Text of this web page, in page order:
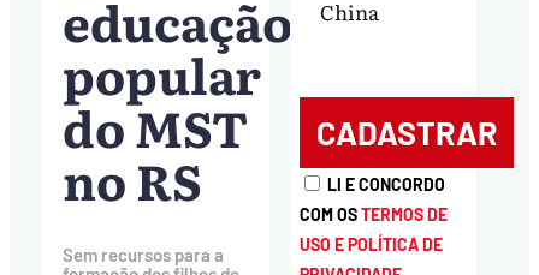
educação
popular
do MST
no RS
Sem recursos para a
China
LI E CONCORDO
COM OSTERMOS DE
USO E POLÍTICA DE